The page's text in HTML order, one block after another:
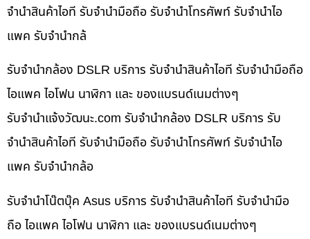
จำนำสินค้าไอที รับจำนำมือถือ รับจำนำโทรศัพท์ รับจำนำไอ
แพค รับจำนำกล้
รับจำนำกล้อง DSLR บริการ รับจำนำสินค้าไอที รับจำนำมือถือ
ไอแพค ไอโฟน นาฬิกา และ ของแบรนด์เนมต่างๆ
รับจํานําแจ้งวัฒนะ.com รับจำนำกล้อง DSLR บริการ รับ
จำนำสินค้าไอที รับจำนำมือถือ รับจำนำโทรศัพท์ รับจำนำไอ
แพค รับจำนำกล้อ
รับจำนำโน๊ตบุ๊ค Asus บริการ รับจำนำสินค้าไอที รับจำนำมือ
ถือ ไอแพค ไอโฟน นาฬิกา และ ของแบรนด์เนมต่างๆ